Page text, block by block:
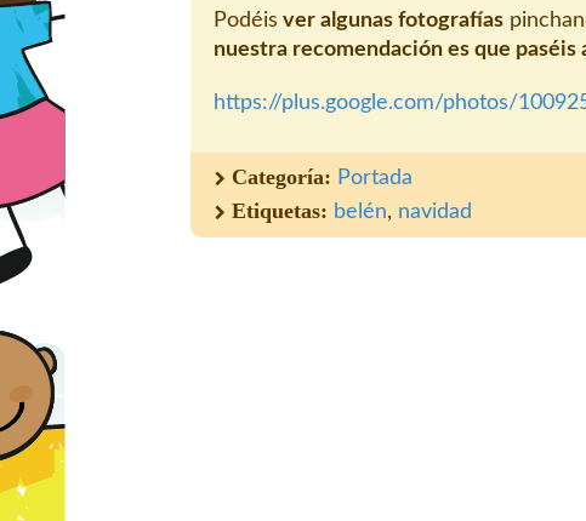
Podéis ver algunas fotografías
nuestra recomendación es que paséis
https://plus.google.com/photos/
Categoría: Portada
Etiquetas: belén, navidad